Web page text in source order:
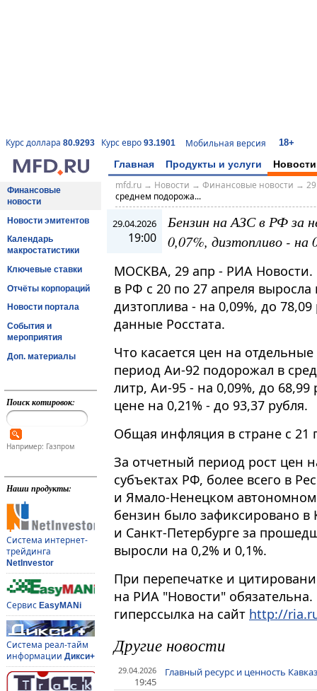
Курс доллара 80.9293 Курс евро 93.1901 Мобильная версия 18+
Главная Продукты и услуги Новости
Финансовые
новости
Новости эмитентов
Календарь
макростатистики
Ключевые ставки
Отчёты корпораций
Новости портала
События и
мероприятия
Доп. материалы
Поиск котировок:
Например: Газпром
Наши продукты:
Система интернет-
трейдинга
NetInvestor
Сервис EasyMANi
Система реал-тайм
информации Дикси+
mfd.ru→ Новости → Финансовые новости →
среднем подорожа...
29.04.2026
19:00
Бензин на АЗС в РФ за
0,07%, дизтопливо -
МОСКВА, 29 апр - РИА Новости.
в РФ с 20 по 27 апреля выросла
дизтоплива - на 0,09%, до
данные Росстата.
Что касается цен на
период Аи-92 подорожал в
литр, Аи-95 - на 0,09%, до
цене на 0,21% - до 93,37 рубля.
Общая инфляция в стране с 21
За отчетный период рост цен
субъектах РФ, более всего в
и Ямало-Ненецком
бензин было зафиксировано в
и Санкт-Петербурге за
выросли на 0,2% и 0,1%.
При перепечатке и
на РИА "Новости"
гиперссылка на сайт http://
Другие новости
29.04.2026
19:45
Главный ресурс и ценность